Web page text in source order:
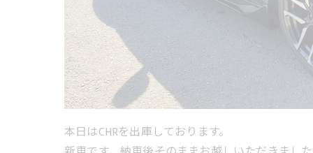
本日はCHRを出庫しております。